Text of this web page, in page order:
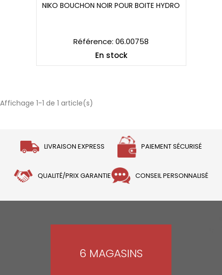
NIKO BOUCHON NOIR POUR BOITE HYDRO
Référence: 06.00758
En stock
Affichage 1-1 de 1 article(s)
LIVRAISON EXPRESS PAIEMENT SÉCURISÉ
QUALITÉ/PRIX GARANTIE CONSEIL PERSONNALISÉ
6 MAGASINS